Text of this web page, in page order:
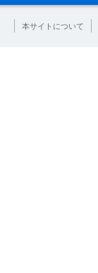
本サイトについて